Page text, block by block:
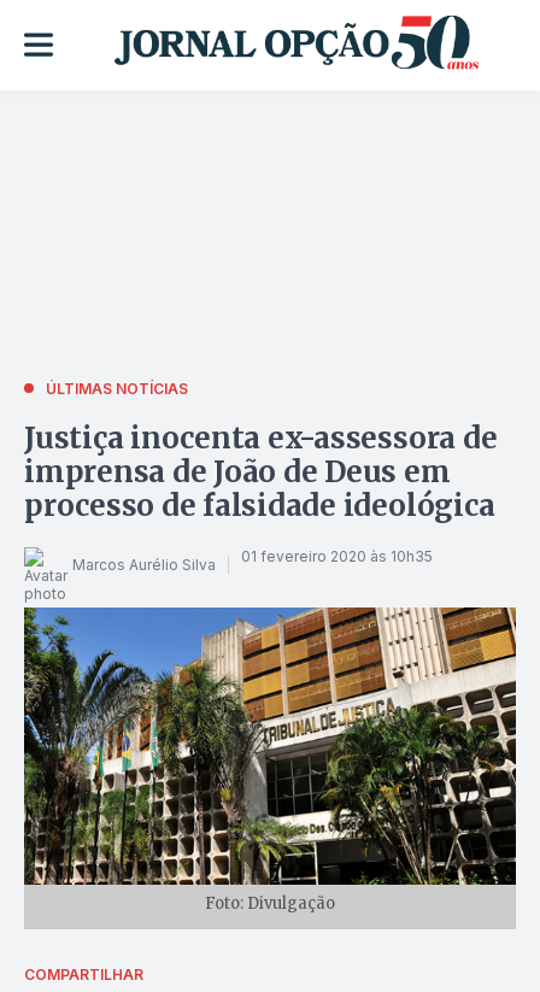
ÚLTIMAS NOTÍCIAS
Justiça inocenta ex-assessora de
imprensa de João de Deus em
processo de falsidade ideológica
Marcos Aurélio Silva 01 fevereiro 2020 às 10h35
Foto: Divulgação
COMPARTILHAR